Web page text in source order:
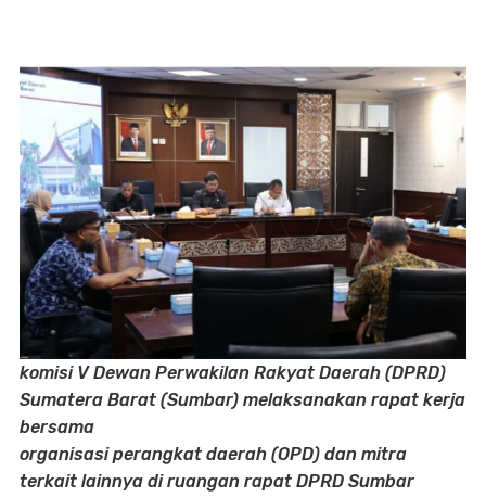
komisi V Dewan Perwakilan Rakyat Daerah (DPRD)
Sumatera Barat (Sumbar) melaksanakan rapat kerja
bersama
organisasi perangkat daerah (OPD) dan mitra
terkait lainnya di ruangan rapat DPRD Sumbar